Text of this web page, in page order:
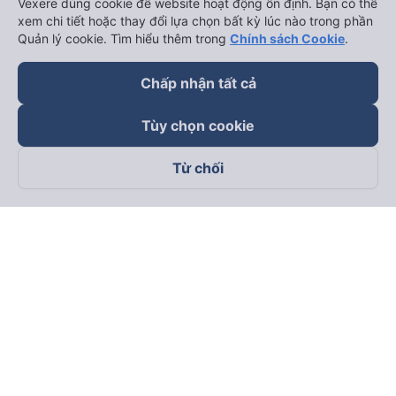
Theo dõi chúng tôi trên
Vexere dùng cookie để website hoạt động ổn định. Bạn có thể
xem chi tiết hoặc thay đổi lựa chọn bất kỳ lúc nào trong phần
Quản lý cookie. Tìm hiểu thêm trong Chính sách Cookie.
Chấp nhận tất cả
Tùy chọn cookie
Từ chối